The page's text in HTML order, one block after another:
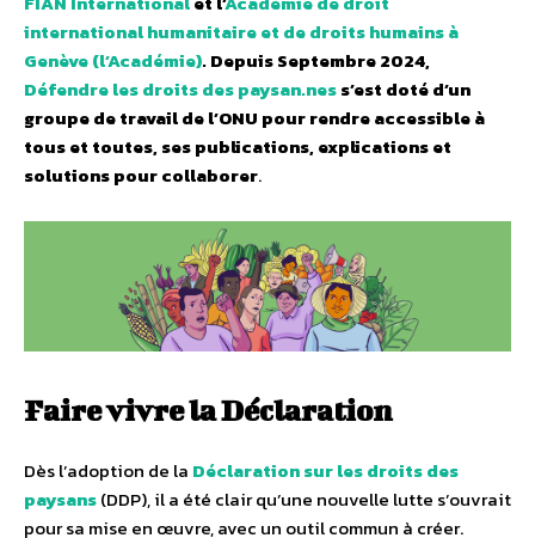
international humanitaire et de droits humains à
Genève (l’Académie). Depuis Septembre 2024,
Défendre les droits des paysan.ness’est doté d’un
groupe de travail de l’ONU pour rendre accessible à
tous et toutes, ses publications, explications et
solutions pour collaborer.
Faire vivre la Déclaration
Dès l’adoption de la Déclaration sur les droits des
paysans(DDP), il a été clair qu’une nouvelle lutte s’ouvrait
pour sa mise en œuvre, avec un outil commun à créer.